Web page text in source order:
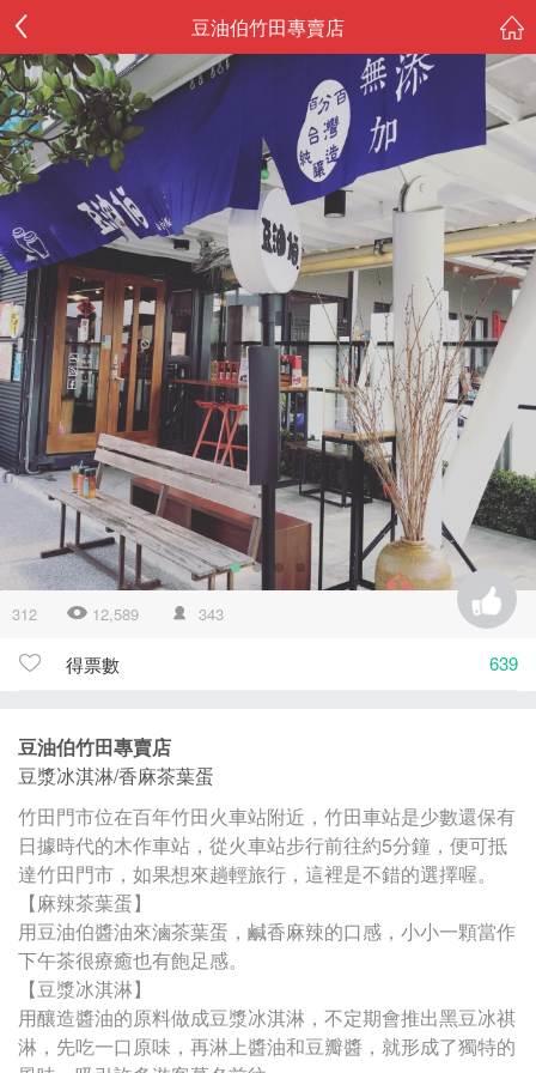
豆油伯竹田專賣店
312 12,589 343
得票數 639
豆油伯竹田專賣店
豆漿冰淇淋/香麻茶葉蛋
竹田門市位在百年竹田火車站附近，竹田車站是少數還保有
日據時代的木作車站，從火車站步行前往約5分鐘，便可抵
達竹田門市，如果想來趟輕旅行，這裡是不錯的選擇喔。
【麻辣茶葉蛋】
用豆油伯醬油來滷茶葉蛋，鹹香麻辣的口感，小小一顆當作
下午茶很療癒也有飽足感。
【豆漿冰淇淋】
用釀造醬油的原料做成豆漿冰淇淋，不定期會推出黑豆冰祺
淋，先吃一口原味，再淋上醬油和豆瓣醬，就形成了獨特的